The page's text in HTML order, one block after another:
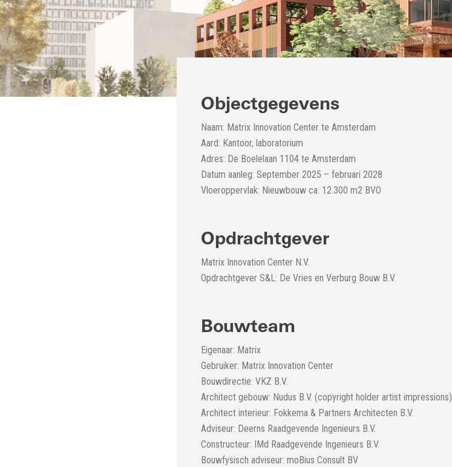
Objectgegevens
Naam: Matrix Innovation Center te Amsterdam
Aard: Kantoor, laboratorium
Adres: De Boelelaan 1104 te Amsterdam
Datum aanleg: September 2025 – februari 2028
Vloeroppervlak: Nieuwbouw ca. 12.300 m2 BVO
Opdrachtgever
Matrix Innovation Center N.V.
Opdrachtgever S&L: De Vries en Verburg Bouw B.V.
Bouwteam
Eigenaar: Matrix
Gebruiker: Matrix Innovation Center
Bouwdirectie: VKZ B.V.
Architect gebouw: Nudus B.V. (copyright holder artist impressions)
Architect interieur: Fokkema & Partners Architecten B.V.
Adviseur: Deerns Raadgevende Ingenieurs B.V.
Constructeur: IMd Raadgevende Ingenieurs B.V.
Bouwfysisch adviseur: moBius Consult BV